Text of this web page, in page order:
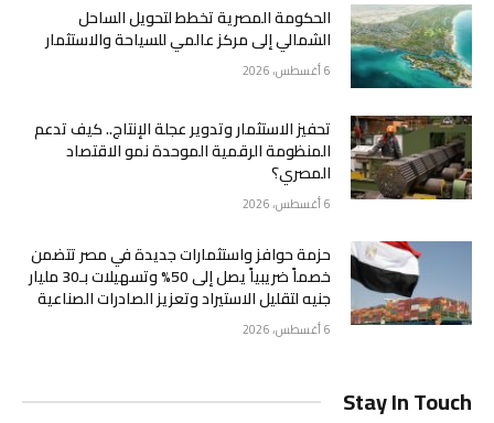
الحكومة المصرية تخطط لتحويل الساحل
الشمالي إلى مركز عالمي للسياحة والاستثمار
6 أغسطس، 2026
تحفيز الاستثمار وتدوير عجلة الإنتاج.. كيف تدعم
المنظومة الرقمية الموحدة نمو الاقتصاد
المصري؟
6 أغسطس، 2026
حزمة حوافز واستثمارات جديدة في مصر تتضمن
خصماً ضريبياً يصل إلى 50% وتسهيلات بـ30 مليار
جنيه لتقليل الاستيراد وتعزيز الصادرات الصناعية
6 أغسطس، 2026
Stay In Touch